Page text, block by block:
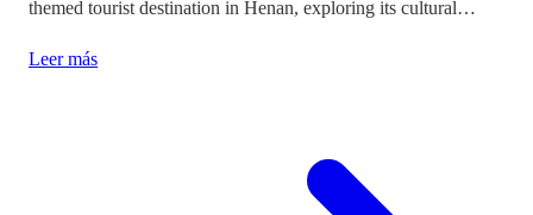
themed tourist destination in Henan, exploring its cultural
Leer más